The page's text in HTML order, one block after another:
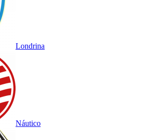
Londrina
Náutico